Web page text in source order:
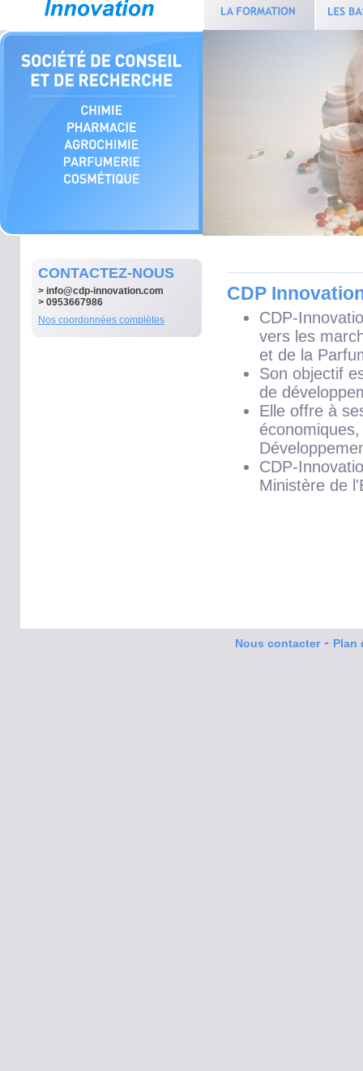
CONTACTEZ-NOUS
> info@cdp-innovation.com
> 0953667986
Nos coordonnées complètes
CDP
CDP-
vers les
et de la
Son objectif
de
Elle offre à
CDP-
Ministère de
Nous contacter- Plan